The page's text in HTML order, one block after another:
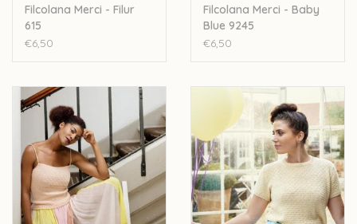
Filcolana Merci - Filur
615
€6,50
Filcolana Merci - Baby
Blue 9245
€6,50